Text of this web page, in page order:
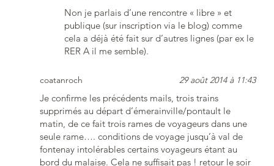
Non je parlais d’une rencontre « libre » et
publique (sur inscription via le blog) comme
cela a déjà été fait sur d’autres lignes (par ex le
RER A il me semble).
coatanroch 29 août 2014 à 11:43
Je confirme les précédents mails, trois trains
supprimés au départ d’émerainville/pontault le
matin, de ce fait trois rames de voyageurs dans une
seule rame…. conditions de voyage jusqu’à val de
fontenay intolérables certains voyageurs étant au
bord du malaise. Cela ne suffisait pas ! retour le soir